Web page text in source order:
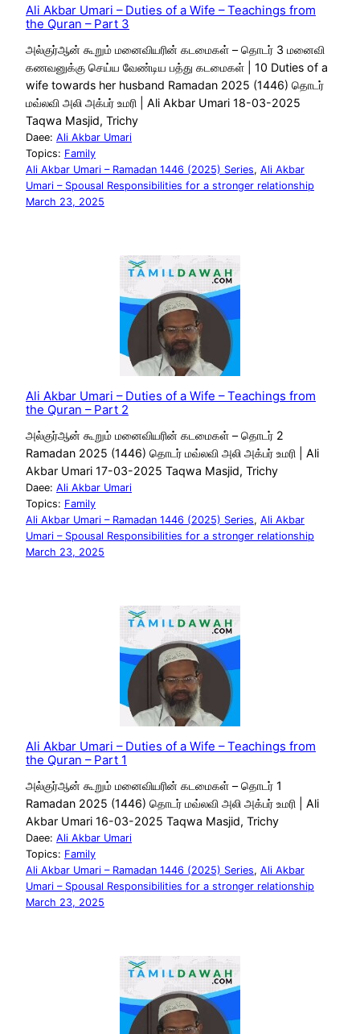
Ali Akbar Umari – Duties of a Wife – Teachings from
the Quran – Part 3
அல்குர்ஆன் கூறும் மனைவியரின் கடமைகள் – தொடர் 3 மனைவி
கணவனுக்கு செய்ய வேண்டிய பத்து கடமைகள் | 10 Duties of a
wife towards her husband Ramadan 2025 (1446) தொடர்
மவ்லவி அலி அக்பர் உமரி | Ali Akbar Umari 18-03-2025
Taqwa Masjid, Trichy
Daee: Ali Akbar Umari
Topics: Family
Ali Akbar Umari – Ramadan 1446 (2025) Series, Ali Akbar
Umari – Spousal Responsibilities for a stronger relationship
March 23, 2025
Ali Akbar Umari – Duties of a Wife – Teachings from
the Quran – Part 2
அல்குர்ஆன் கூறும் மனைவியரின் கடமைகள் – தொடர் 2
Ramadan 2025 (1446) தொடர் மவ்லவி அலி அக்பர் உமரி | Ali
Akbar Umari 17-03-2025 Taqwa Masjid, Trichy
Daee: Ali Akbar Umari
Topics: Family
Ali Akbar Umari – Ramadan 1446 (2025) Series, Ali Akbar
Umari – Spousal Responsibilities for a stronger relationship
March 23, 2025
Ali Akbar Umari – Duties of a Wife – Teachings from
the Quran – Part 1
அல்குர்ஆன் கூறும் மனைவியரின் கடமைகள் – தொடர் 1
Ramadan 2025 (1446) தொடர் மவ்லவி அலி அக்பர் உமரி | Ali
Akbar Umari 16-03-2025 Taqwa Masjid, Trichy
Daee: Ali Akbar Umari
Topics: Family
Ali Akbar Umari – Ramadan 1446 (2025) Series, Ali Akbar
Umari – Spousal Responsibilities for a stronger relationship
March 23, 2025